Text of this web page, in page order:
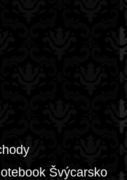
Švýcarsko